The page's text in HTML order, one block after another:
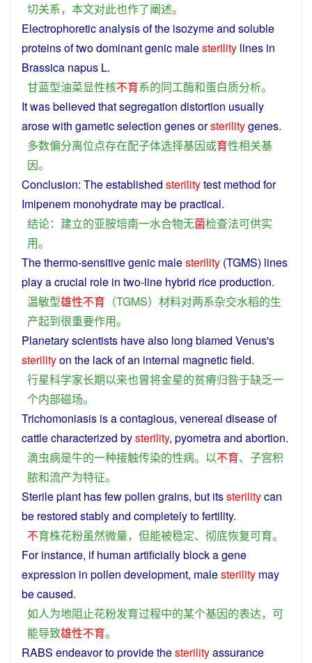
切关系， 本文对此也作了阐述。
Electrophoreticanalysisof the isozymeand soluble
proteinsof twodominantgenic malesterility lines in
Brassica napus L.
甘蓝型油菜显性核不育系的同工酶和蛋白质分析。
It was believed thatsegregation distortion usually
arose with gameticselection genesorsterilitygenes.
多数偏分离位点存在配子体选择基因或育性相关基
因。
Conclusion: Theestablished sterilitytest method for
Imipenem monohydrate maybepractical.
结论： 建立的亚胺培南一水合物无菌检查法可供实
用。
Thethermo-sensitive genic malesterility (TGMS) lines
playacrucial role in two-line hybrid riceproduction.
温敏型雄性不育 （TGMS） 材料对两系杂交水稻的生
产起到很重要作用。
Planetaryscientists havealso long blamed Venus's
sterilityon the lackofan internal magnetic field.
行星科学家长期以来也曾将金星的贫瘠归咎于缺乏一
个内部磁场。
Trichomoniasis isacontagious, venereal diseaseof
cattlecharacterized bysterility, pyometraand abortion.
滴虫病是牛的一种接触传染的性病。 以不育、 子宫积
脓和流产为特征。
Sterileplant has fewpollen grains, but itssterilitycan
be restored stablyand completelytofertility.
不育株花粉虽然微量， 但能被稳定、 彻底恢复可育。
For instance, ifhuman artificiallyblockagene
expression in pollen development, malesterility may
becaused.
如人为地阻止花粉发育过程中的某个基因的表达， 可
能导致雄性不育。
RABS endeavortoprovidethesterilityassurance